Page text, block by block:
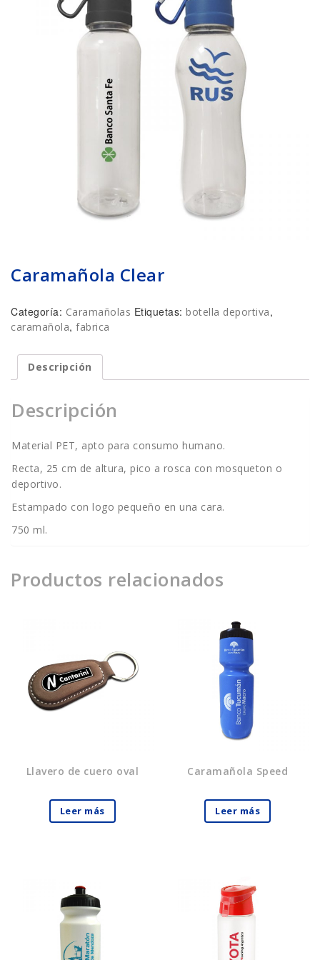
Caramañola Clear
Categoría: Caramañolas Etiquetas: botella deportiva,
caramañola, fabrica
Descripción
Descripción
Material PET, apto para consumo humano.
Recta, 25 cm de altura, pico a rosca con mosqueton o
deportivo.
Estampado con logo pequeño en una cara.
750 ml.
Productos relacionados
Llavero de cuero oval
Leer más
Caramañola Speed
Leer más